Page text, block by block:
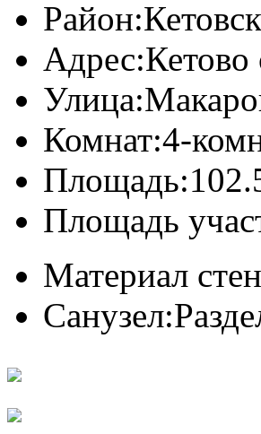
Район:
Адрес:Кетово
Улица:
Комнат:4-
Площадь:
Площадь
Материал
Санузел: